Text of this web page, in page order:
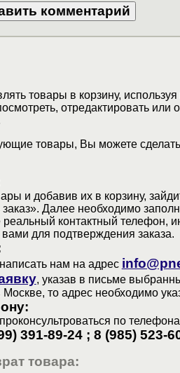
товары в корзину,
отредактировать или
товары, Вы можете
и добавив их в корзину,
Далее необходимо
реальный контактный телефон,
вами для подтверждения заказа.
нам на адрес
, указав в письме
то адрес необходимо
по
391-89-24 ; 8 (985) 523-
товара: